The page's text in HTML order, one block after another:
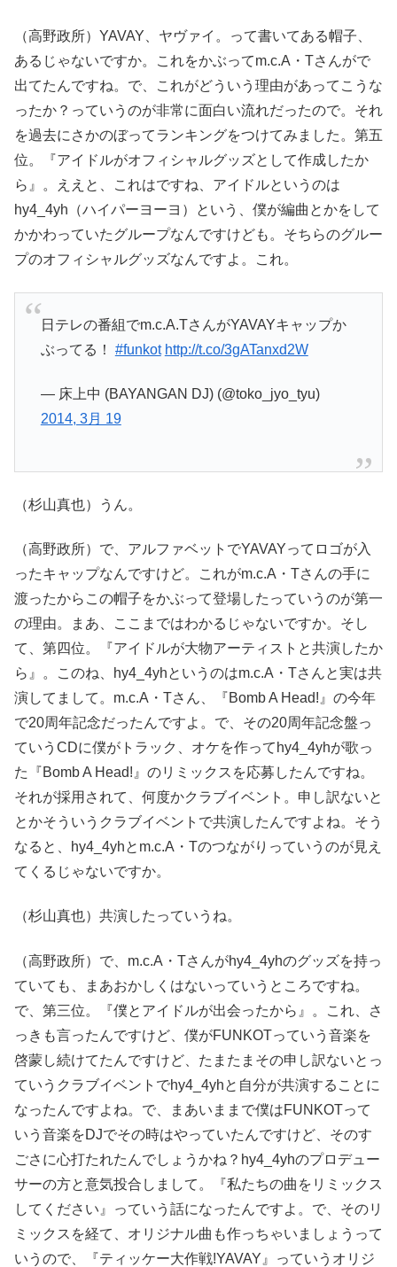
（高野政所）YAVAY、ヤヴァイ。って書いてある帽子、
あるじゃないですか。これをかぶってm.c.A・Tさんがで
出てたんですね。で、これがどういう理由があってこうな
ったか？っていうのが非常に面白い流れだったので。それ
を過去にさかのぼってランキングをつけてみました。第五
位。『アイドルがオフィシャルグッズとして作成したか
ら』。ええと、これはですね、アイドルというのは
hy4_4yh（ハイパーヨーヨ）という、僕が編曲とかをして
かかわっていたグループなんですけども。そちらのグルー
プのオフィシャルグッズなんですよ。これ。
日テレの番組でm.c.A.TさんがYAVAYキャップか
ぶってる！ #funkot http://t.co/3gATanxd2W
— 床上中 (BAYANGAN DJ) (@toko_jyo_tyu)
2014, 3月 19
（杉山真也）うん。
（高野政所）で、アルファベットでYAVAYってロゴが入
ったキャップなんですけど。これがm.c.A・Tさんの手に
渡ったからこの帽子をかぶって登場したっていうのが第一
の理由。まあ、ここまではわかるじゃないですか。そし
て、第四位。『アイドルが大物アーティストと共演したか
ら』。このね、hy4_4yhというのはm.c.A・Tさんと実は共
演してまして。m.c.A・Tさん、『Bomb A Head!』の今年
で20周年記念だったんですよ。で、その20周年記念盤っ
ていうCDに僕がトラック、オケを作ってhy4_4yhが歌っ
た『Bomb A Head!』のリミックスを応募したんですね。
それが採用されて、何度かクラブイベント。申し訳ないと
とかそういうクラブイベントで共演したんですよね。そう
なると、hy4_4yhとm.c.A・Tのつながりっていうのが見え
てくるじゃないですか。
（杉山真也）共演したっていうね。
（高野政所）で、m.c.A・Tさんがhy4_4yhのグッズを持っ
ていても、まあおかしくはないっていうところですね。
で、第三位。『僕とアイドルが出会ったから』。これ、さ
っきも言ったんですけど、僕がFUNKOTっていう音楽を
啓蒙し続けてたんですけど、たまたまその申し訳ないとっ
ていうクラブイベントでhy4_4yhと自分が共演することに
なったんですよね。で、まあいままで僕はFUNKOTって
いう音楽をDJでその時はやっていたんですけど、そのす
ごさに心打たれたんでしょうかね？hy4_4yhのプロデュー
サーの方と意気投合しまして。『私たちの曲をリミックス
してください』っていう話になったんですよ。で、そのリ
ミックスを経て、オリジナル曲も作っちゃいましょうって
いうので、『ティッケー大作戦!YAVAY』っていうオリジ